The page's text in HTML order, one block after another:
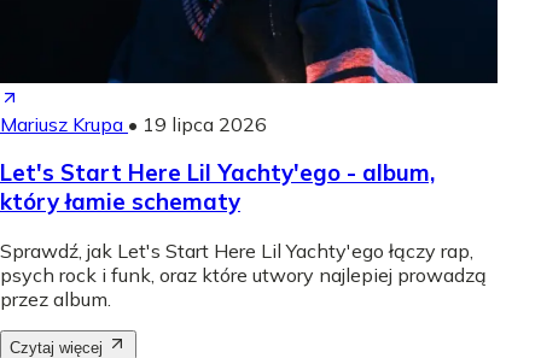
Mariusz Krupa • 19 lipca 2026
Let's Start Here Lil Yachty'ego - album,
który łamie schematy
Sprawdź, jak Let's Start Here Lil Yachty'ego łączy rap,
psych rock i funk, oraz które utwory najlepiej prowadzą
przez album.
Czytaj więcej